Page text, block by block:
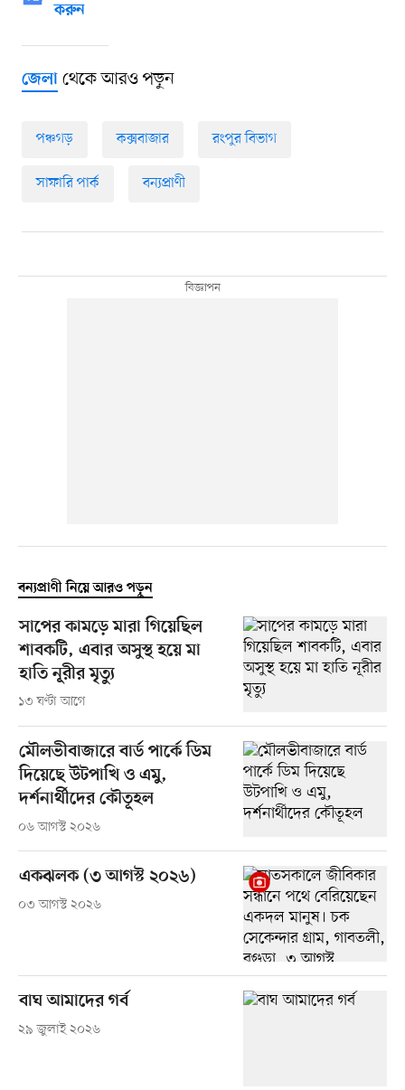
করুন
জেলাথেকে আরও পড়ুন
পঞ্চগড় কক্সবাজার রংপুর বিভাগ
সাফারি পার্ক বন্যপ্রাণী
বন্যপ্রাণী নিয়ে আরও পড়ুন
সাপের কামড়ে মারা গিয়েছিল
শাবকটি, এবার অসুস্থ হয়ে মা
হাতি নূরীর মৃত্যু
১৩ ঘণ্টা আগে
মৌলভীবাজারে বার্ড পার্কে ডিম
দিয়েছে উটপাখি ও এমু,
দর্শনার্থীদের কৌতূহল
০৬ আগস্ট ২০২৬
একঝলক (৩ আগস্ট ২০২৬)
০৩ আগস্ট ২০২৬
বাঘ আমাদের গর্ব
২৯ জুলাই ২০২৬